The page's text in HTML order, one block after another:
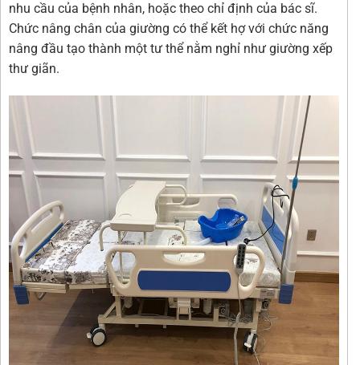
nhu cầu của bệnh nhân, hoặc theo chỉ định của bác sĩ.
Chức nâng chân của giường có thể kết hợ với chức năng
nâng đầu tạo thành một tư thể nằm nghỉ như giường xếp
thư giãn.